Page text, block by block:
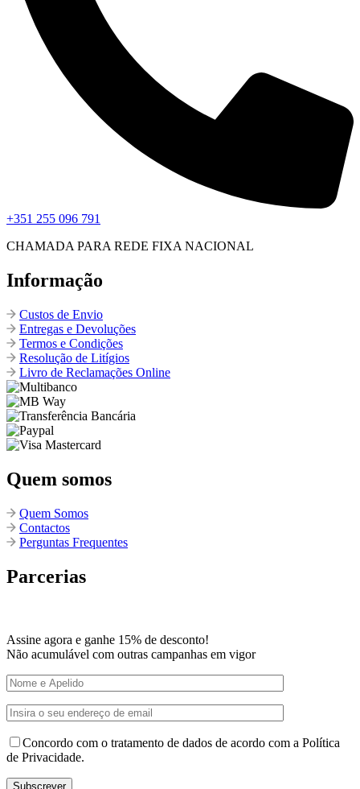
+351 255 096 791
CHAMADA PARA REDE FIXA NACIONAL
Informação
Custos de Envio
Entregas e Devoluções
Termos e Condições
Resolução de Litígios
Livro de Reclamações Online
Quem somos
Quem Somos
Contactos
Perguntas Frequentes
Parcerias
Assine agora e ganhe 15% de desconto!
Não acumulável com outras campanhas em vigor
Concordo com o tratamento de dados de acordo com a Política
de Privacidade.